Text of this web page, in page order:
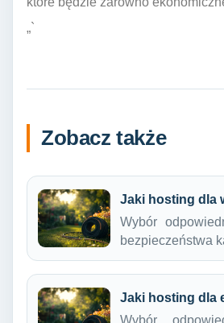
„`
Zobacz także
Jaki hosting dla
Wybór
bezpieczeństwa
Jaki hosting dla
Wybór